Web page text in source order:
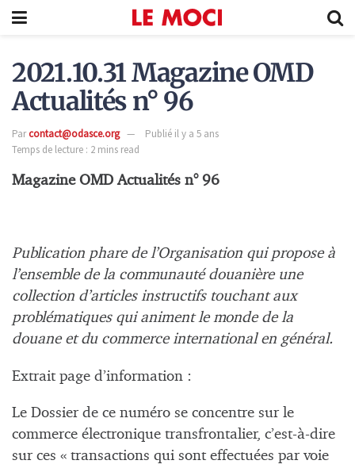
2021.10.31 Magazine OMD
Actualités n° 96
Parcontact@odasce.org
Publié il y a 5 ans
Temps de lecture : 2 mins read
Magazine OMD Actualités n° 96
Publication phare de l’Organisation qui propose à
l’ensemble de la communauté douanière une
collection d’articles instructifs touchant aux
problématiques qui animent le monde de la
douane et du commerce international en général.
Extrait page d’information :
Le Dossier de ce numéro se concentre sur le
commerce électronique transfrontalier, c’est-à-dire
sur ces « transactions qui sont effectuées par voie